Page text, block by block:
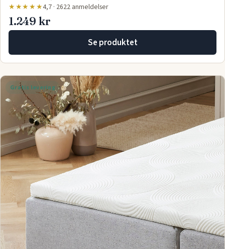
★★★★★4,7 · 2622 anmeldelser
1.249 kr
Se produktet
Gratis levering